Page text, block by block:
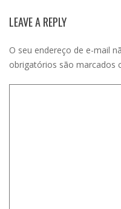
LEAVE A REPLY
O seu endereço de e-mail
obrigatórios são marcados